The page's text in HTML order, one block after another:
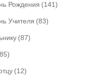
Рождения (141)
Учителя (83)
(87)
(12)